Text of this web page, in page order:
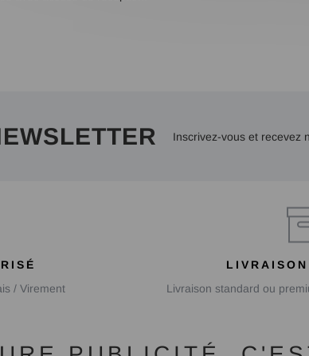
Inscrivez-vous et recevez
/ Virement
Livraison standard ou